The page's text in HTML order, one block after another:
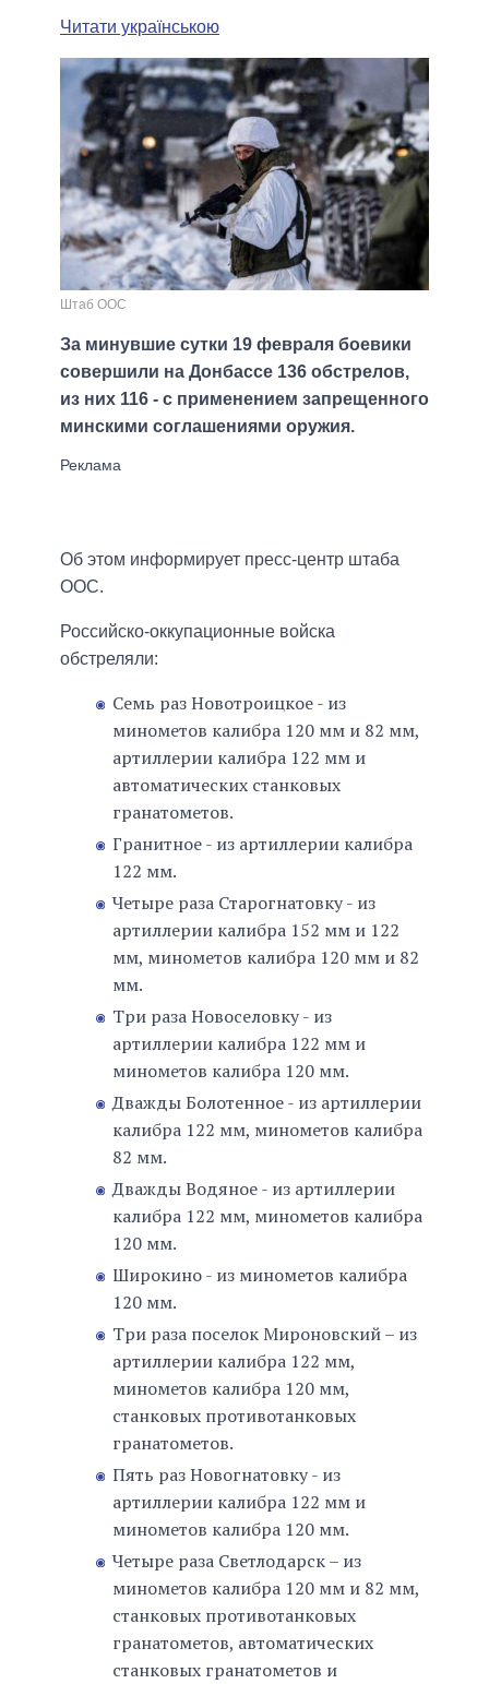
Читати українською
Штаб ООС
За минувшие сутки 19 февраля боевики
совершили на Донбассе 136 обстрелов,
из них 116 - с применением запрещенного
минскими соглашениями оружия.
Об этом информирует пресс-центр штаба
ООС.
Российско-оккупационные войска
обстреляли:
Семь раз Новотроицкое - из
минометов калибра 120 мм и 82 мм,
артиллерии калибра 122 мм и
автоматических станковых
гранатометов.
Гранитное - из артиллерии калибра
122 мм.
Четыре раза Старогнатовку - из
артиллерии калибра 152 мм и 122
мм, минометов калибра 120 мм и 82
мм.
Три раза Новоселовку - из
артиллерии калибра 122 мм и
минометов калибра 120 мм.
Дважды Болотенное - из артиллерии
калибра 122 мм, минометов калибра
82 мм.
Дважды Водяное - из артиллерии
калибра 122 мм, минометов калибра
120 мм.
Широкино - из минометов калибра
120 мм.
Три раза поселок Мироновский – из
артиллерии калибра 122 мм,
минометов калибра 120 мм,
станковых противотанковых
гранатометов.
Пять раз Новогнатовку - из
артиллерии калибра 122 мм и
минометов калибра 120 мм.
Четыре раза Светлодарск – из
минометов калибра 120 мм и 82 мм,
станковых противотанковых
гранатометов, автоматических
станковых гранатометов и